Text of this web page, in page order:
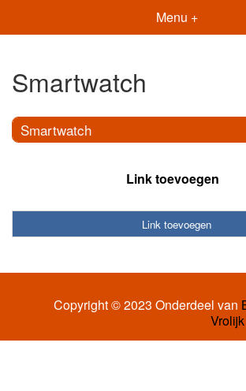
Menu +
Smartwatch
Smartwatch
Link toevoegen
Link toevoegen
Copyright © 2023 Onderdeel van